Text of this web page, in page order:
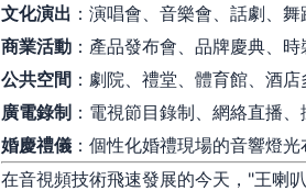
文化演出 ：演唱會、音樂會、話劇、舞
商業活動 ：產品發布會、品牌慶典、時
公共空間 ：劇院、禮堂、體育館、酒
廣電錄制 ：電視節目錄制、網絡直播、
婚慶禮儀 ：個性化婚禮現場的音響燈光
在音視頻技術飛速發展的今天，"王喇